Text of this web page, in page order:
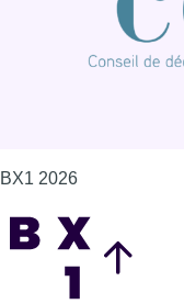
BX1 2026